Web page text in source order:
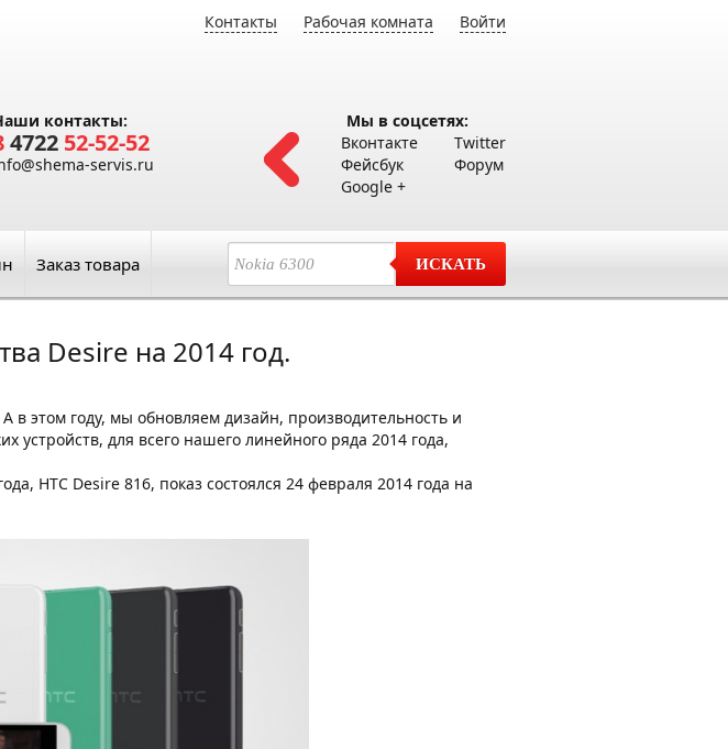
Контакты Рабочая комната Войти
контакты:
4722 52-52-52
servis.ru
Мы в соцсетях:
Вконтакте
Фейсбук
Google +
Twitter
Форум
Заказ товара ИСКАТЬ
Desire на 2014 год.
в этом году, мы обновляем дизайн, производительность и
устройств, для всего нашего линейного ряда 2014 года,
HTC Desire 816, показ состоялся 24 февраля 2014 года на